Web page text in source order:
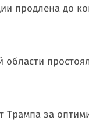
продлена до
области
Трампа за